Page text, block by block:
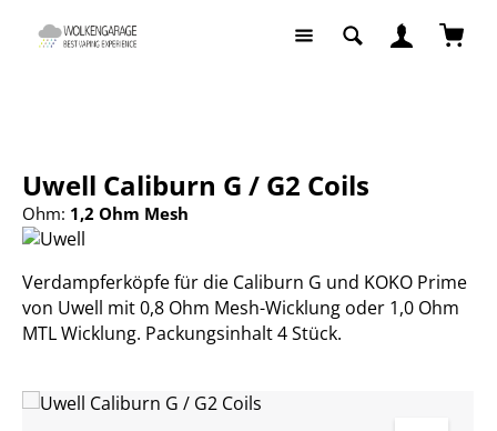
Zum Hauptinhalt springen
Uwell Caliburn G / G2 Coils
Ohm: 1,2 Ohm Mesh
Verdampferköpfe für die Caliburn G und KOKO Prime
von Uwell mit 0,8 Ohm Mesh-Wicklung oder 1,0 Ohm
MTL Wicklung. Packungsinhalt 4 Stück.
Bildergalerie überspringen